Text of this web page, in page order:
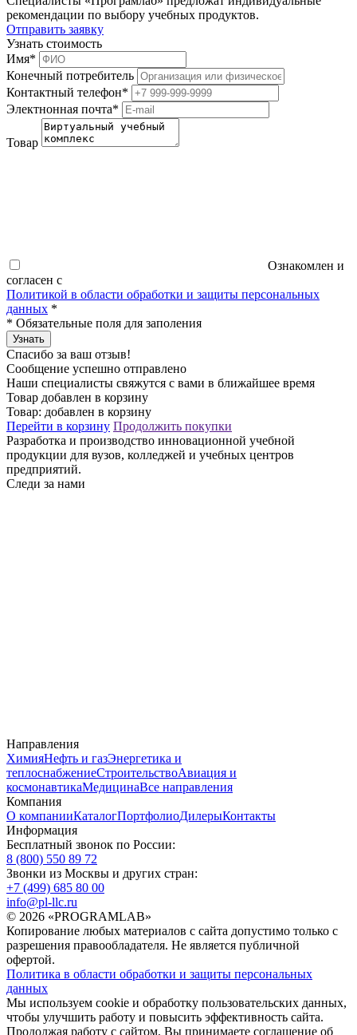
рекомендации по выбору учебных продуктов.
Отправить заявку
Узнать стоимость
Имя*
Конечный потребитель
Контактный телефон*
Электнонная почта*
Товар
Ознакомлен и
согласен с
Политикой в области обработки и защиты персональных
данных *
* Обязательные поля для заполения
Узнать
Спасибо за ваш отзыв!
Сообщение успешно отправлено
Наши специалисты свяжутся с вами в ближайшее время
Товар добавлен в корзину
Товар: добавлен в корзину
Перейти в корзину Продолжить покупки
Разработка и производство инновационной учебной
продукции для вузов, колледжей и учебных центров
предприятий.
Следи за нами
Направления
ХимияНефть и газЭнергетика и
теплоснабжениеСтроительствоАвиация и
космонавтикаМедицинаВсе направления
Компания
О компанииКаталогПортфолиоДилерыКонтакты
Информация
Бесплатный звонок по России:
8 (800) 550 89 72
Звонки из Москвы и других стран:
+7 (499) 685 80 00
info@pl-llc.ru
© 2026 «PROGRAMLAB»
Копирование любых материалов с сайта допустимо только с
разрешения правообладателя. Не является публичной
офертой.
Политика в области обработки и защиты персональных
данных
Мы используем cookie и обработку пользовательских данных,
чтобы улучшить работу и повысить эффективность сайта.
Продолжая работу с сайтом, Вы принимаете соглашение об